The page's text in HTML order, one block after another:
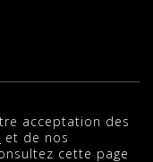
acceptation des
et de nos
cette page